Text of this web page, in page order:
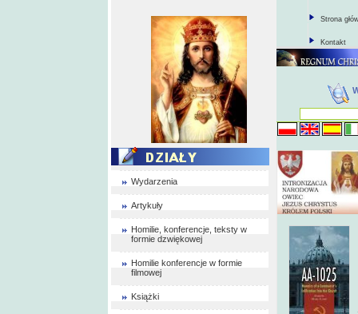
Wydarzenia
Artykuły
Homilie, konferencje, teksty w
formie dzwiękowej
Homilie konferencje w formie
filmowej
Książki
Strona
Kontakt